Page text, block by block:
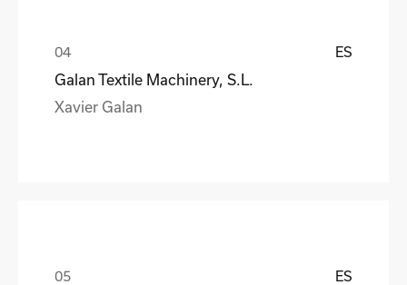
ES
Galan Textile Machinery, S.L.
Xavier Galan
ES